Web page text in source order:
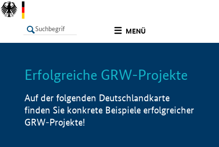
MENÜ
LISTE Info
Erfolgreiche GRW-Projekte
Auf der folgenden Deutschlandkarte
finden Sie konkrete Beispiele erfolgreicher
GRW-Projekte!